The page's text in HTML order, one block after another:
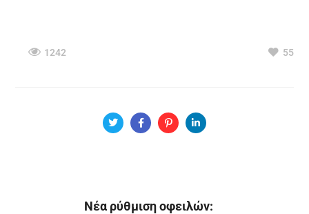
1242 55
Νέα ρύθμιση οφειλών: